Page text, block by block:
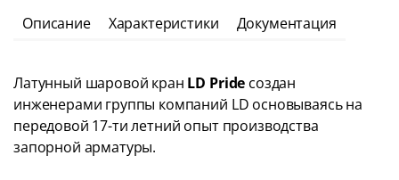
Описание Характеристики Документация
Латунный шаровой кран LD Pride создан
инженерами группы компаний LD основываясь на
передовой 17-ти летний опыт производства
запорной арматуры.